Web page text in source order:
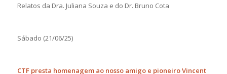
Relatos da Dra. Juliana Souza e do Dr. Bruno Cota
Sábado (21/06/25)
CTF presta homenagem ao nosso amigo e pioneiro Vincent